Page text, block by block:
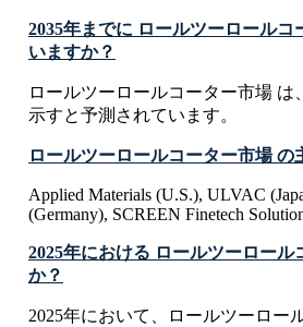
2035年までに ロールツーロール
いますか？
ロールツーロールコーター市場 は
示すと予測されています。
ロールツーロールコーター市場
Applied Materials (U.S.), ULVAC
(Germany), SCREEN Finetech
2025年における ロールツーロー
か？
2025年において、ロールツーロー